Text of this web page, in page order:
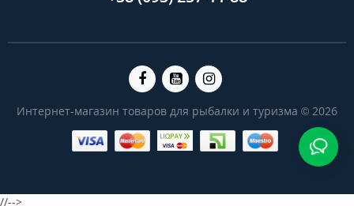
Интернет-магазин товаров для рыбалки и туризма © 2026
//-->